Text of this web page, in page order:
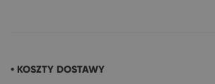
• KOSZTY DOSTAWY